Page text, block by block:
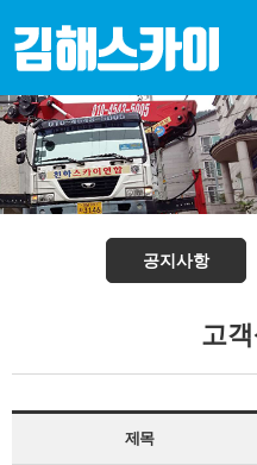
공지사항
고
제목